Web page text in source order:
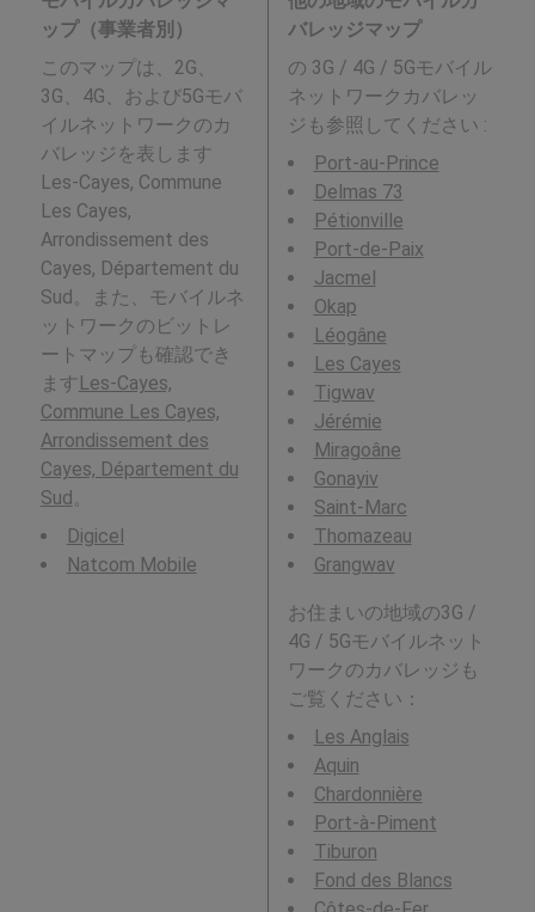
ップ（事業者別）
このマップは、2G、
3G、4G、および5Gモバ
イルネットワークのカ
バレッジを表します
Les-Cayes, Commune
Les Cayes,
Arrondissement des
Cayes, Département du
Sud。また、モバイルネ
ットワークのビットレ
ートマップも確認でき
ます Les-Cayes,
Commune Les Cayes,
Arrondissement des
Cayes, Département du
Sud 。
Digicel
Natcom Mobile
バレッジマップ
の 3G / 4G / 5Gモバイル
ネットワークカバレッ
ジも参照してください :
Port-au-Prince
Delmas 73
Pétionville
Port-de-Paix
Jacmel
Okap
Léogâne
Les Cayes
Tigwav
Jérémie
Miragoâne
Gonayiv
Saint-Marc
Thomazeau
Grangwav
お住まいの地域の3G /
4G / 5Gモバイルネット
ワークのカバレッジも
ご覧ください：
Les Anglais
Aquin
Chardonnière
Port-à-Piment
Tiburon
Fond des Blancs